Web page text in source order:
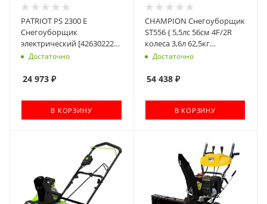
PATRIOT PS 2300 Е
Снегоуборщик
электрический [426302222]
{ 2000 Вт, ширина 500мм;
дальность выброса до 5м;
Достаточно
24 973 ₽
В КОРЗИНУ
CHAMPION Снегоуборщик
ST556 { 5,5лс 56см 4F/2R
колеса 3,6л 62,5кг
руч.стартер }
Достаточно
54 438₽
В КОРЗИНУ